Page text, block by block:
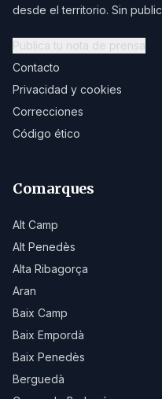
desde el territorio. Sin
Publica tu nota de prensa
Contacto
Privacidad y cookies
Correcciones
Código ético
Comarques
Alt Camp
Alt Penedès
Alta Ribagorça
Aran
Baix Camp
Baix Empordà
Baix Penedès
Berguedà